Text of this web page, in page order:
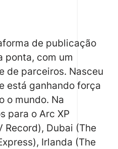
de publicação
ponta, com um
de parceiros. Nasceu
está ganhando força
o mundo. Na
para o Arc XP
Record), Dubai (The
Irlanda (The